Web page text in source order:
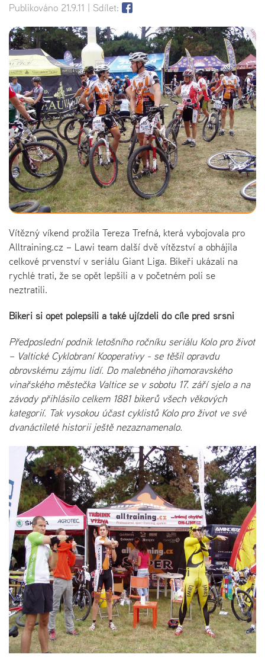
Publikováno 21.9.11 | Sdílet:
Vítězný víkend prožila Tereza Trefná, která vybojovala pro
Alltraining.cz – Lawi team další dvě vítězství a obhájila
celkové prvenství v seriálu Giant Liga. Bikeři ukázali na
rychlé trati, že se opět lepšili a v početném poli se
neztratili.
Bikeři si opět polepšili a také ujížděli do cíle před sršni
Předposlední podnik letošního ročníku seriálu Kolo pro život
– Valtické Cyklobraní Kooperativy - se těšil opravdu
obrovskému zájmu lidí. Do malebného jihomoravského
vinařského městečka Valtice se v sobotu 17. září sjelo a na
závody přihlásilo celkem 1881 bikerů všech věkových
kategorií. Tak vysokou účast cyklistů Kolo pro život ve své
dvanáctileté historii ještě nezaznamenalo.